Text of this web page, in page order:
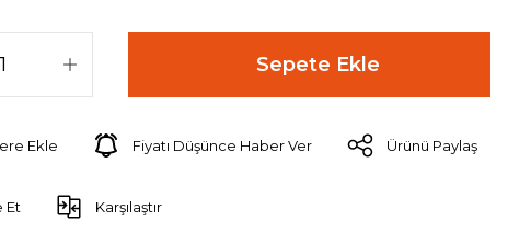
Sepete Ekle
Fiyatı Düşünce Haber Ver Ürünü Paylaş
Et Karşılaştır